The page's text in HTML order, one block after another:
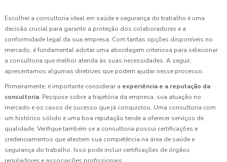
Escolher a consultoria ideal em saúde e segurança do trabalho é uma
decisão crucial para garantir a proteção dos colaboradores e a
conformidade legal da sua empresa. Com tantas opções disponíveis no
mercado, é fundamental adotar uma abordagem criteriosa para selecionar
a consultoria que melhor atenda às suas necessidades. A seguir,
apresentamos algumas diretrizes que podem ajudar nesse processo.
Primeiramente, é importante considerar a experiência e a reputação da
consultoria. Pesquise sobre a trajetória da empresa, sua atuação no
mercado e os casos de sucesso que já conquistou. Uma consultoria com
um histórico sólido e uma boa reputação tende a oferecer serviços de
qualidade. Verifique também se a consultoria possui certificações e
credenciamentos que atestem sua competência na área de saúde e
segurança do trabalho. Isso pode incluir certificações de órgãos
reguladores e associações profissionais.